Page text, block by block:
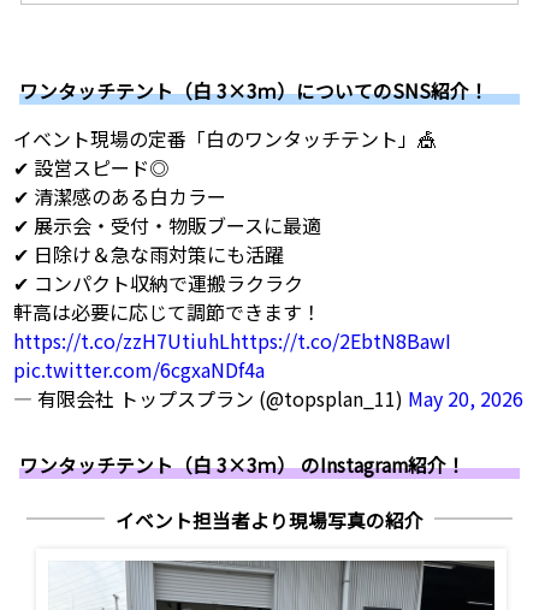
ワンタッチテント（白 3×3ｍ）についてのSNS紹介！
イベント現場の定番「白のワンタッチテント」🎪
✔ 設営スピード◎
✔ 清潔感のある白カラー
✔ 展示会・受付・物販ブースに最適
✔ 日除け＆急な雨対策にも活躍
✔ コンパクト収納で運搬ラクラク
軒高は必要に応じて調節できます！
https://t.co/zzH7UtiuhLhttps://t.co/2EbtN8BawI
pic.twitter.com/6cgxaNDf4a
— 有限会社 トップスプラン (@topsplan_11) May 20, 2026
ワンタッチテント（白 3×3ｍ） のInstagram紹介！
イベント担当者より現場写真の紹介